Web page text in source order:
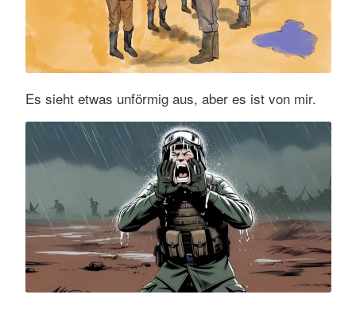
Es sieht etwas unförmig aus, aber es ist von mir.